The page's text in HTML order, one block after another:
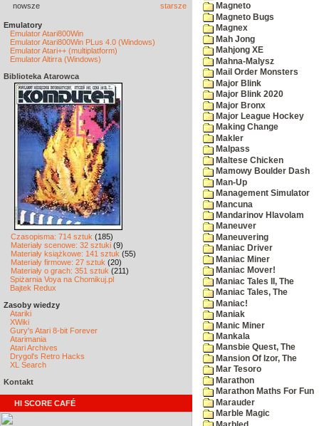
nowsze starsze
Emulatory
Emulator Atari800Win
Emulator Atari800Win PLus 4.0 (Windows)
Emulator Atari++ (multiplatform)
Emulator Altirra (Windows)
Biblioteka Atarowca
Czasopisma: 714 sztuk (185)
Materiały scenowe: 32 sztuki (9)
Materiały książkowe: 141 sztuk (55)
Materiały firmowe: 27 sztuk (20)
Materiały o grach: 351 sztuk (211)
Spiżarnia Voya na Chomikuj.pl
Bajtek Redux
Zasoby wiedzy
Atariki
XWiki
Gury's Atari 8-bit Forever
Atarimania
Atari Archives
Drygol's Retro Hacks
XL Search
Kontakt
HI SCORE CAFÉ
Magneto
Magneto Bugs
Magnex
Mah Jong
Mahjong XE
Mahna-Malysz
Mail Order Monsters
Major Blink
Major Blink 2020
Major Bronx
Major League Hockey
Making Change
Makler
Malpass
Maltese Chicken
Mamowy Boulder Dash
Man-Up
Management Simulator
Mancuna
Mandarinov Hlavolam
Maneuver
Maneuvering
Maniac Driver
Maniac Miner
Maniac Mover!
Maniac Tales II, The
Maniac Tales, The
Maniac!
Maniak
Manic Miner
Mankala
Mansbie Quest, The
Mansion Of Izor, The
Mar Tesoro
Marathon
Marathon Maths For Fun
Marauder
Marble Magic